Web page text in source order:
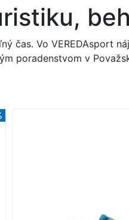
čas. Vo VEREDAsport
poradenstvom v